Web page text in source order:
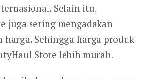
Selain itu,
juga sering mengadakan
harga. Sehingga harga produk
Store lebih murah.